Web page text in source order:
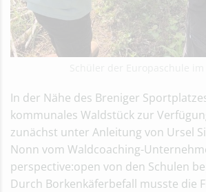
In der Nähe des Breniger
kommunales Waldstück zur
zunächst unter Anleitung von Ursel
Nonn vom Waldcoaching-
perspective:open von den Schulen
Durch Borkenkäferbefall musste die